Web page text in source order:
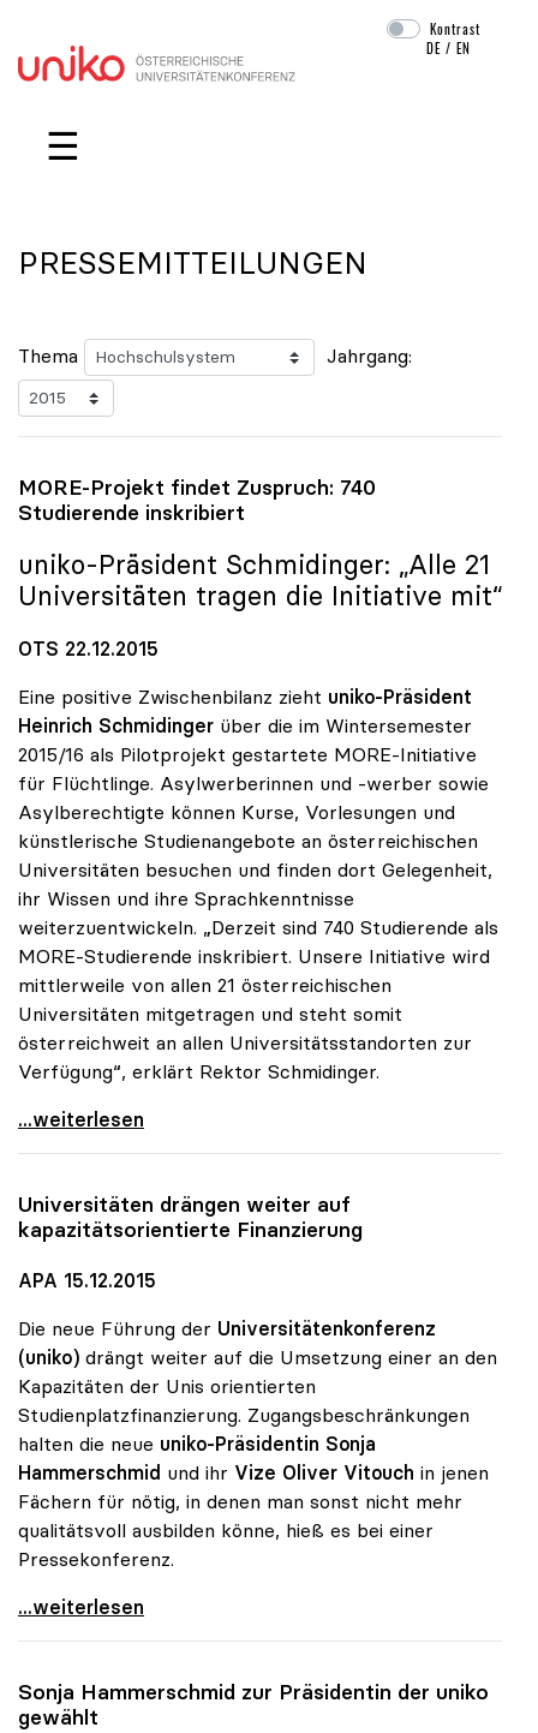
Navigation überspringen
Kontrast
DE /EN
☰
PRESSEMITTEILUNGEN
Thema Jahrgang:
MORE-Projekt findet Zuspruch: 740
Studierende inskribiert
uniko-Präsident Schmidinger: „Alle 21
Universitäten tragen die Initiative mit“
OTS 22.12.2015
Eine positive Zwischenbilanz zieht uniko-Präsident
Heinrich Schmidinger über die im Wintersemester
2015/16 als Pilotprojekt gestartete MORE-Initiative
für Flüchtlinge. Asylwerberinnen und -werber sowie
Asylberechtigte können Kurse, Vorlesungen und
künstlerische Studienangebote an österreichischen
Universitäten besuchen und finden dort Gelegenheit,
ihr Wissen und ihre Sprachkenntnisse
weiterzuentwickeln. „Derzeit sind 740 Studierende als
MORE-Studierende inskribiert. Unsere Initiative wird
mittlerweile von allen 21 österreichischen
Universitäten mitgetragen und steht somit
österreichweit an allen Universitätsstandorten zur
Verfügung“, erklärt Rektor Schmidinger.
MORE-Projekt findet Zuspruch: 740 Studierende
...weiterlesen
Universitäten drängen weiter auf
kapazitätsorientierte Finanzierung
APA 15.12.2015
Die neue Führung der Universitätenkonferenz
(uniko) drängt weiter auf die Umsetzung einer an den
Kapazitäten der Unis orientierten
Studienplatzfinanzierung. Zugangsbeschränkungen
halten die neue uniko-Präsidentin Sonja
Hammerschmid und ihr Vize Oliver Vitouch in jenen
Fächern für nötig, in denen man sonst nicht mehr
qualitätsvoll ausbilden könne, hieß es bei einer
Pressekonferenz.
Universitäten drängen weiter auf
...weiterlesen
Sonja Hammerschmid zur Präsidentin der uniko
gewählt